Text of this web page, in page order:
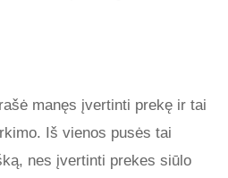
manęs įvertinti prekę ir tai
Iš vienos pusės tai
nes įvertinti prekes siūlo